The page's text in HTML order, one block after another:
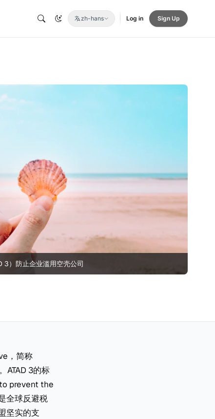
zh-hans Log in Sign Up
3）防止企业滥用空壳公司
，简称
ATAD 3的标
prevent the
全球反避税
坚实的支